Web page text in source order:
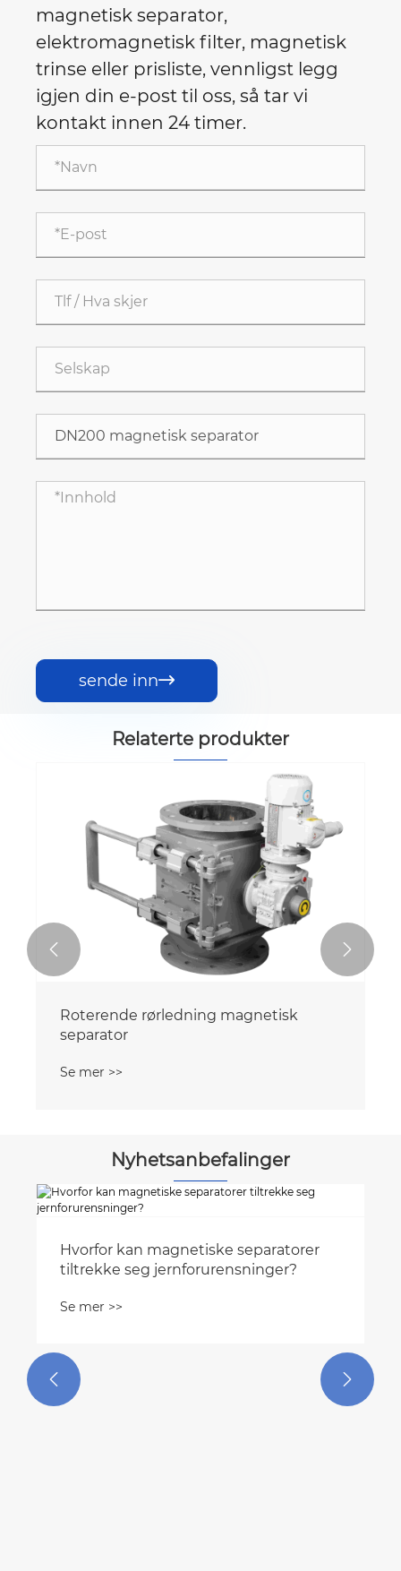
magnetisk separator,
elektromagnetisk filter, magnetisk
trinse eller prisliste, vennligst legg
igjen din e-post til oss, så tar vi
kontakt innen 24 timer.
sende inn
Relaterte produkter
Roterende rørledning magnetisk
separator
Se mer >>
 
Nyhetsanbefalinger